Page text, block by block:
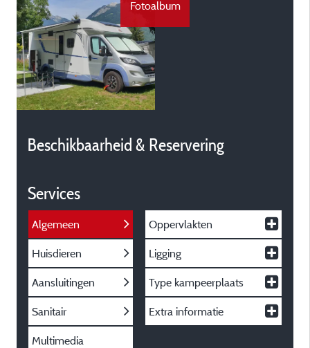
Fotoalbum
Beschikbaarheid & Reservering
Services
Algemeen
Huisdieren
Aansluitingen
Sanitair
Multimedia
Oppervlakten
Ligging
Type kampeerplaats
Extra informatie